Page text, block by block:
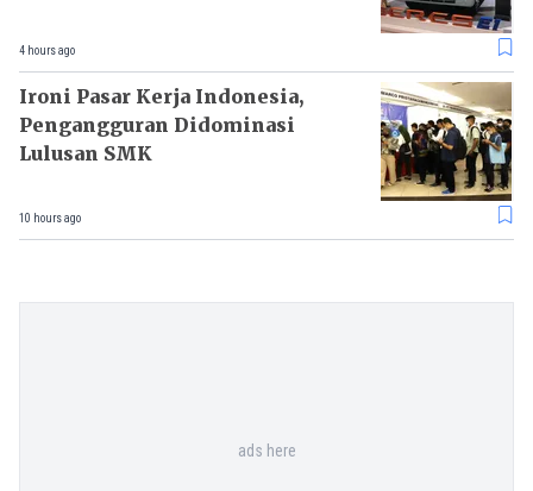
4 hours ago
Ironi Pasar Kerja Indonesia,
Pengangguran Didominasi
Lulusan SMK
10 hours ago
ads here